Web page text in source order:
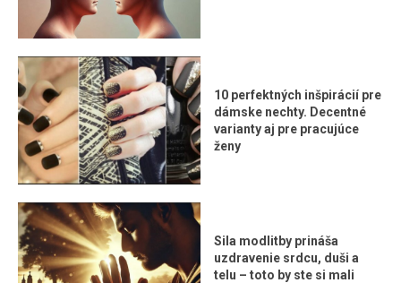
10 perfektných inšpirácií pre
dámske nechty. Decentné
varianty aj pre pracujúce
ženy
Sila modlitby prináša
uzdravenie srdcu, duši a
telu – toto by ste si mali